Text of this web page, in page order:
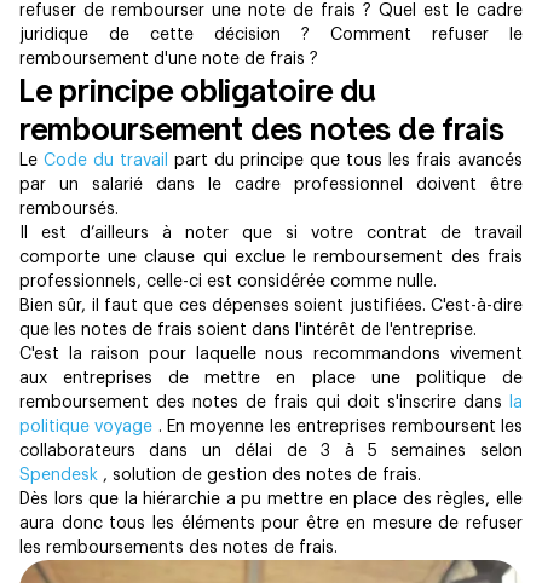
refuser de rembourser une note de frais ? Quel est le cadre
juridique de cette décision ? Comment refuser le
remboursement d'une note de frais ?
Le principe obligatoire du
remboursement des notes de frais
Le Code du travail part du principe que tous les frais avancés
par un salarié dans le cadre professionnel doivent être
remboursés.
Il est d’ailleurs à noter que si votre contrat de travail
comporte une clause qui exclue le remboursement des frais
professionnels, celle-ci est considérée comme nulle.
Bien sûr, il faut que ces dépenses soient justifiées. C'est-à-dire
que les notes de frais soient dans l'intérêt de l'entreprise.
C'est la raison pour laquelle nous recommandons vivement
aux entreprises de mettre en place une politique de
remboursement des notes de frais qui doit s'inscrire dans
la
politique voyage . En moyenne les entreprises remboursent les
collaborateurs dans un délai de 3 à 5 semaines selon
Spendesk , solution de gestion des notes de frais.
Dès lors que la hiérarchie a pu mettre en place des règles, elle
aura donc tous les éléments pour être en mesure de refuser
les remboursements des notes de frais.